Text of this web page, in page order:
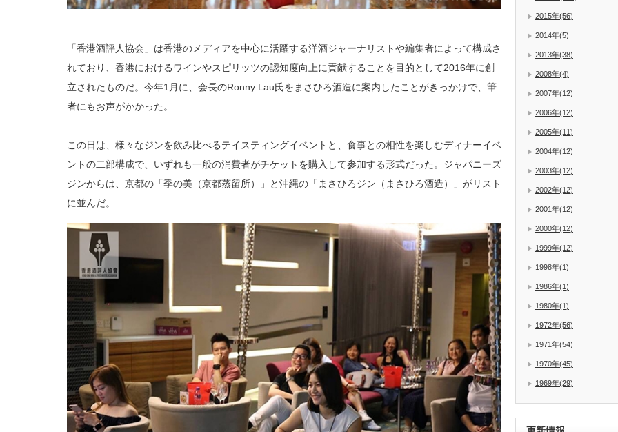
「香港酒評人協会」は香港のメディアを中心に活躍する洋酒ジャーナリストや編集者によって構成さ
れており、香港におけるワインやスピリッツの認知度向上に貢献することを目的として2016年に創
立されたものだ。今年1月に、会長のRonny Lau氏をまさひろ酒造に案内したことがきっかけで、筆
者にもお声がかかった。
この日は、様々なジンを飲み比べるテイスティングイベントと、食事との相性を楽しむディナーイベ
ントの二部構成で、いずれも一般の消費者がチケットを購入して参加する形式だった。ジャパニーズ
ジンからは、京都の「季の美（京都蒸留所）」と沖縄の「まさひろジン（まさひろ酒造）」がリスト
に並んだ。
2015年(56)
2014年(5)
2013年(38)
2008年(4)
2007年(12)
2006年(12)
2005年(11)
2004年(12)
2003年(12)
2002年(12)
2001年(12)
2000年(12)
1999年(12)
1998年(1)
1986年(1)
1980年(1)
1972年(56)
1971年(54)
1970年(45)
1969年(29)